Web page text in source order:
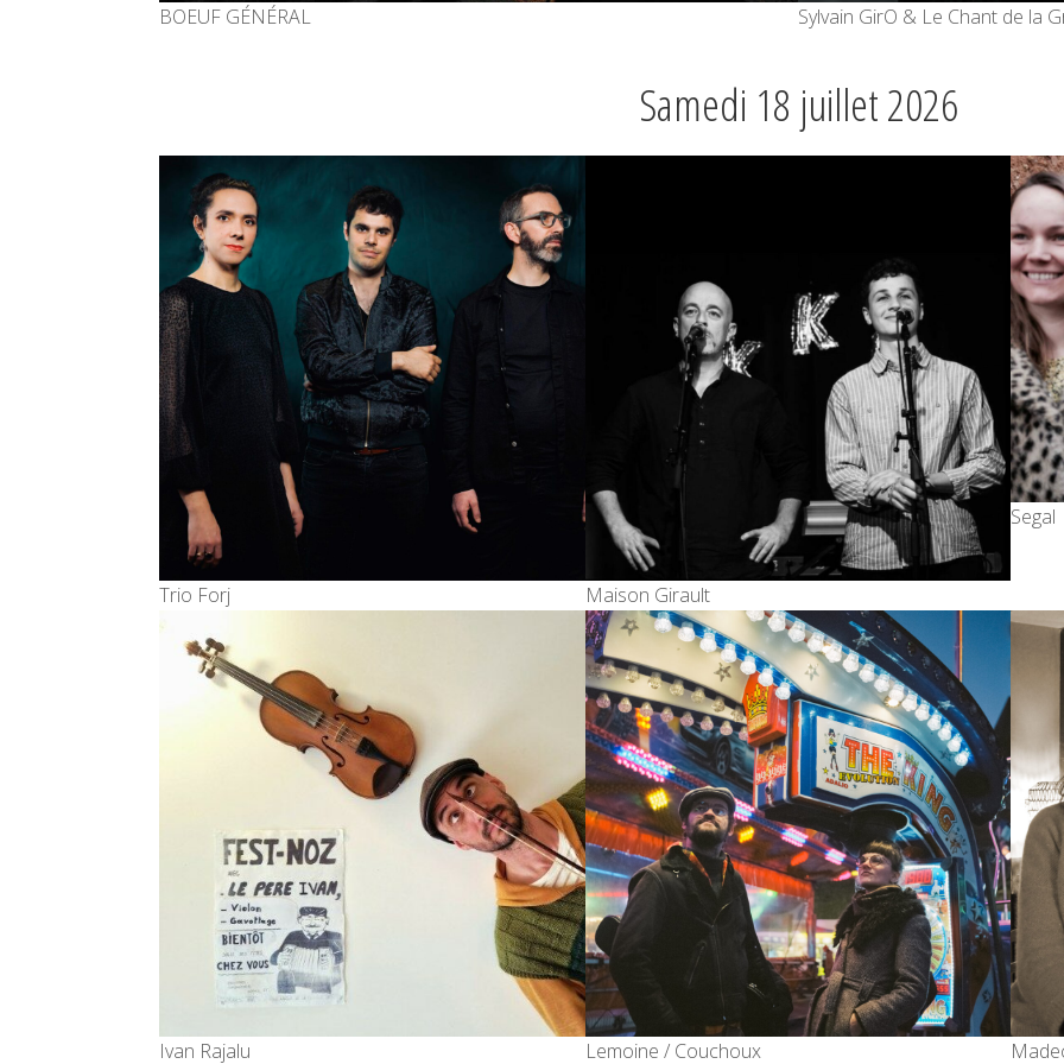
BOEUF GÉNÉRAL Sylvain GirO & Le Chant de la
Samedi 18 juillet 2026
Trio Forj Maison Girault
Segal
Ivan Rajalu Lemoine / Couchoux